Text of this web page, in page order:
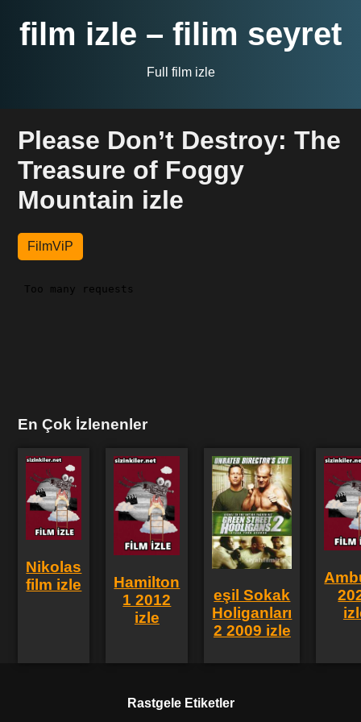
film izle – filim seyret
Full film izle
Please Don’t Destroy: The
Treasure of Foggy
Mountain izle
FilmViP
En Çok İzlenenler
Nikolas
film izle
Hamilton
1 2012
izle
eşil Sokak
Holiganları
2 2009 izle
Rastgele Etiketler